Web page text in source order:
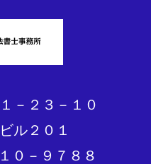
－２３－１０
ル２０１
０－９７８８